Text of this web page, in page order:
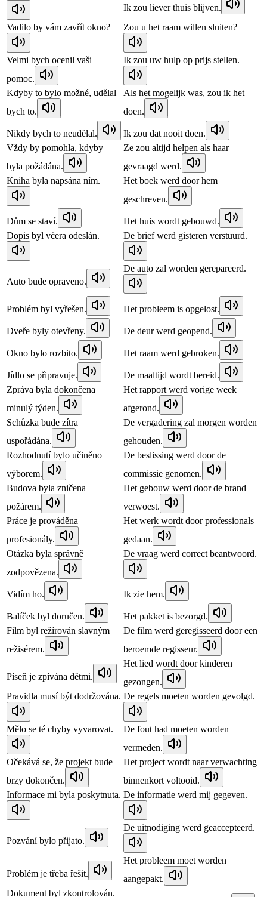
Ik zou liever thuis blijven.
Vadilo by vám zavřít okno?
Zou u het raam willen sluiten?
Velmi bych ocenil vaši
pomoc.
Ik zou uw hulp op prijs stellen.
Kdyby to bylo možné, udělal
bych to.
Als het mogelijk was, zou ik het
doen.
Nikdy bych to neudělal.
Ik zou dat nooit doen.
Vždy by pomohla, kdyby
byla požádána.
Ze zou altijd helpen als haar
gevraagd werd.
Kniha byla napsána ním.
Het boek werd door hem
geschreven.
Dům se staví.
Het huis wordt gebouwd.
Dopis byl včera odeslán.
De brief werd gisteren verstuurd.
Auto bude opraveno.
De auto zal worden gerepareerd.
Problém byl vyřešen. Het probleem is opgelost.
Dveře byly otevřeny. De deur werd geopend.
Okno bylo rozbito. Het raam werd gebroken.
Jídlo se připravuje.
De maaltijd wordt bereid.
Zpráva byla dokončena
minulý týden.
Het rapport werd vorige week
afgerond.
Schůzka bude zítra
uspořádána.
De vergadering zal morgen worden
gehouden.
Rozhodnutí bylo učiněno
výborem.
De beslissing werd door de
commissie genomen.
Budova byla zničena
požárem.
Het gebouw werd door de brand
verwoest.
Práce je prováděna
profesionály.
Het werk wordt door professionals
gedaan.
Otázka byla správně
zodpovězena.
De vraag werd correct beantwoord.
Vidím ho. Ik zie hem.
Balíček byl doručen.
Het pakket is bezorgd.
Film byl režírován slavným
režisérem.
De film werd geregisseerd door een
beroemde regisseur.
Píseň je zpívána dětmi.
Het lied wordt door kinderen
gezongen.
Pravidla musí být dodržována. De regels moeten worden gevolgd.
Mělo se té chyby vyvarovat.
De fout had moeten worden
vermeden.
Očekává se, že projekt bude
brzy dokončen.
Het project wordt naar verwachting
binnenkort voltooid.
Informace mi byla poskytnuta. De informatie werd mij gegeven.
Pozvání bylo přijato.
De uitnodiging werd geaccepteerd.
Problém je třeba řešit.
Het probleem moet worden
aangepakt.
Dokument byl zkontrolován.